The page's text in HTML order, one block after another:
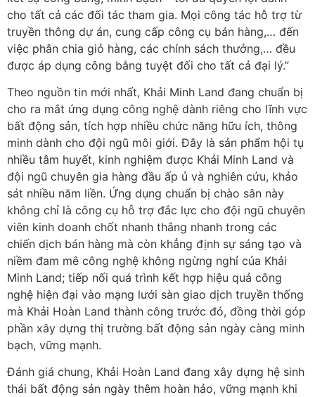
cho tất cả các đối tác tham gia. Mọi công tác hỗ trợ từ
truyền thông dự án, cung cấp công cụ bán hàng,… đến
việc phân chia giỏ hàng, các chính sách thưởng,… đều
được áp dụng công bằng tuyệt đối cho tất cả đại lý.”
Theo nguồn tin mới nhất, Khải Minh Land đang chuẩn bị
cho ra mắt ứng dụng công nghệ dành riêng cho lĩnh vực
bất động sản, tích hợp nhiều chức năng hữu ích, thông
minh dành cho đội ngũ môi giới. Đây là sản phẩm hội tụ
nhiều tâm huyết, kinh nghiệm được Khải Minh Land và
đội ngũ chuyên gia hàng đầu ấp ủ và nghiên cứu, khảo
sát nhiều năm liền. Ứng dụng chuẩn bị chào sân này
không chỉ là công cụ hỗ trợ đắc lực cho đội ngũ chuyên
viên kinh doanh chốt nhanh thắng nhanh trong các
chiến dịch bán hàng mà còn khẳng định sự sáng tạo và
niềm đam mê công nghệ không ngừng nghỉ của Khải
Minh Land; tiếp nối quá trình kết hợp hiệu quả công
nghệ hiện đại vào mạng lưới sàn giao dịch truyền thống
mà Khải Hoàn Land thành công trước đó, đồng thời góp
phần xây dựng thị trường bất động sản ngày càng minh
bạch, vững mạnh.
Đánh giá chung, Khải Hoàn Land đang xây dựng hệ sinh
thái bất động sản ngày thêm hoàn hảo, vững mạnh khi